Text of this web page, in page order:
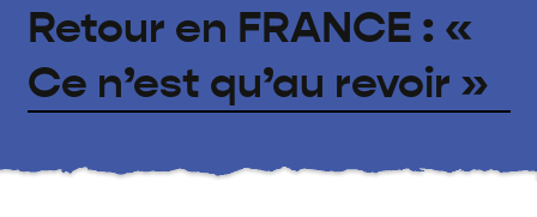
Retour en FRANCE : «
Ce n’est qu’au revoir »